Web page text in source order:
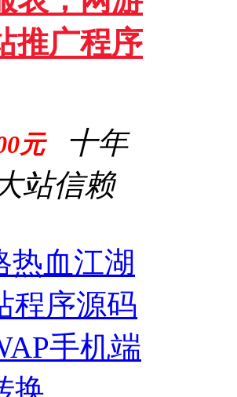
推广程序
元
十年
站信赖